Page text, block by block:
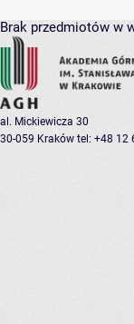
Brak przedmiotów w
al. Mickiewicza 30
30-059 Kraków tel: +48 12